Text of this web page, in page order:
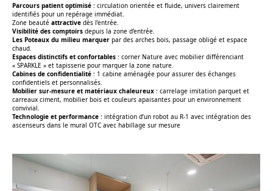
Parcours patient optimisé : circulation orientée et fluide, univers clairement
identifiés pour un repérage immédiat.
Zone beauté attractive dès l’entrée.
Visibilité des comptoirs depuis la zone d’entrée.
Les Poteaux du milieu marquer par des arches bois, passage obligé et espace
chaud.
Espaces distinctifs et confortables : corner Nature avec mobilier différenciant
« SPARKLE » et tapisserie pour marquer la zone nature.
Cabines de confidentialité : 1 cabine aménagée pour assurer des échanges
confidentiels et personnalisés.
Mobilier sur-mesure et matériaux chaleureux : carrelage imitation parquet et
carreaux ciment, mobilier bois et couleurs apaisantes pour un environnement
convivial.
Technologie et performance : intégration d’un robot au R-1 avec intégration des
ascenseurs dans le mural OTC avec habillage sur mesure